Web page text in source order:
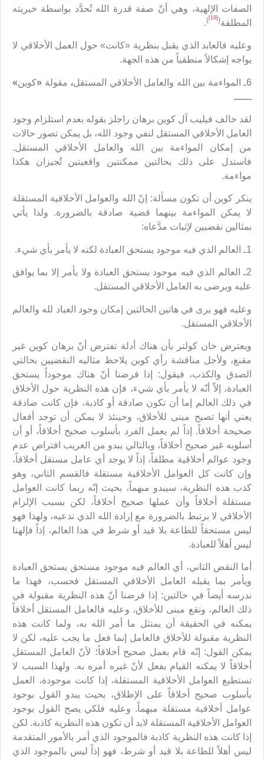
الصفات الإلهية، وهي أنّ صفة قدرة الله تُحدَّد بواسطة خيريته
المطلقة(
[19]
)
.
وعليه فالعابد الذي يقبل بنظرية «كانت» حول العمل الأخلاقي لا
يواجه إشكالاً منطقياً من هذه الجهة.
6ـ المواءمة بين الله والعامل الأخلاقي المستقل ، مقولة «كوين»
ــــــ
لقد خالف فيليب آل كوين برهان راجلز بقوله بعدم استلزام وجود
العامل الأخلاقي المستقل لنفي وجود الله، بل يمكن تصور حالات
من إمكان المواءمة بين الله والعامل الأخلاقي المستقل.
فاستدل على ذلك بحالتين ممكنتين واقعيتين تُجيزان هكذا
مواءمة.
ينكر كوين أن تكون مسألة: إنّ الله والعوامل الأخلاقية المستقلة
لا يمكن المواءمة بينهما قضية صادقة بالضرورة. ولذا يأتي
بمثالين نقضيين لإثبات مدَّعاه:
1ـ العالم الذي فيه موجود يستحق العبادة لكنه لا يأمر بأي شيء.
2ـ العالم الذي فيه موجود يستحق العبادة ولا يأمر إلا بما يوافق
عليه ويرضى به العامل الأخلاقي المستقل.
وعليه فهو يرى في هاتين الحالتين إمكان وجود العباد لله والعالم
الأخلاقي المستقل.
ويعترض خان كولتر بأن هناك أدلة تفترض أنّ برهان كوين غير
مقنع، ولأجل مناقشة رأي كوين يلاحظ مثاليه النقضيين بحالتي
الصدق والكذب، فيقول: إذا فرضنا أنّ هناك موجوداً يستحق
العبادة، إلاّ أنّه لا يأمر بأي شيء، فإن هذه النظرية حول الأخلاق
في ذلك العالم إما أن تكون صادقة أو كاذبة، فإن كانت صادقة
يعني أنها تصبح مبنى للأخلاق، وحينئذ لا يمكن أن توجد أفعال
صحيحة أخلاقاً. إذاً لم يعمل الفرد بأسلوب صحيح أخلاقاً، أو أن
أسلوبه غير صحيح أخلاقاً، وبالتالي يبدو من الغريب افتراض عدم
وجود عوالم أخلاقية مطلقاً، إذاً لا يوجد أي عامل مستقل أخلاقاً،
وإن كانت كل العوامل الأخلاقية مستقلة فالقسم الثاني، وهو
كذب هذه النظرية، سيبدو مبهماً، بحيث إنّه ربما كانت العوامل
مستقلة أخلاقاً وأن عملها صحيح أخلاقاً، لكن بسبب الإلزام
الأخلاقي لا يرتبط بالضرورة مع إرادة الله الذي ندعيه، ولهذا فهو
ليس مستحقاً للطاعة بلا قيد أو شرط في هذا العالم، إذاً فإلهنا
ليس أهلاً للعبادة.
أما النقض الثاني، أي العالم فيه موجود مستحق يستحق العبادة
ويأمر بما يقبله العامل الأخلاقي المستقل فحسب، فهذا ما
ندرسه أيضاً في حالتين: إذا فرضنا أنّ هذه النظرية مقبولة في
ذلك العالم، وتقع مبنى للأخلاق، وعليه فالعامل المستقل أخلاقاً
يمكنه في الحقيقة أن يمتثل ما أمر الله به، ولما كانت هذه
النظرية مقبولة للأخلاق فالعامل إنما فعل ما يجب عليه، لكن لا
يمكن القول: إنّه قام بعمل صحيح أخلاقاً؛ لأنّ العامل المستقل
أخلاقاً لا يمكنه القيام بفعل لأنّ غيره أمره به. ولهذا السبب لا
تستطيع العوامل الأخلاقية المستقلة، إذا كانت موجودة، العمل
بأسلوب صحيح أخلاقاً على الإطلاق، بحيث يبدو القول بوجود
عوامل أخلاقية مستقلة مبهماً. وعليه فلكي يصح القول بوجود
العوامل الأخلاقية المستقلة لابد أن تكون هذه النظرية كاذبة. لكن
إذا كانت هذه النظرية كاذبة فالموجود الذي أمر بالأمور المتقدمة
ليس أهلاً للطاعة بلا قيد أو شرط، فهو إذاً ليس بالموجود الذي